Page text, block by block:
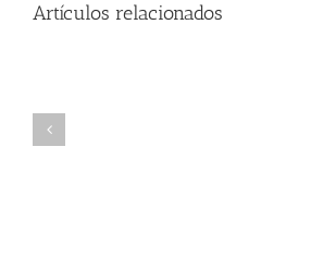
Artículos relacionados